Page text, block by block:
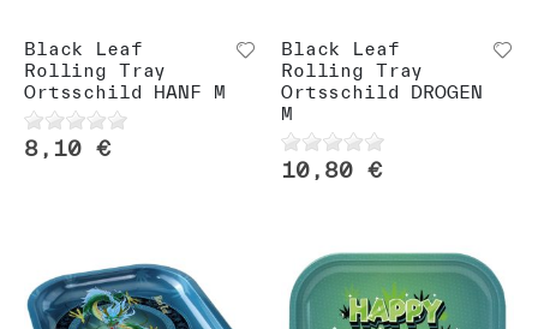
Black Leaf
Rolling Tray
Ortsschild HANF M
8,10 €
Black Leaf
Rolling Tray
Ortsschild DROGEN
M
10,80 €